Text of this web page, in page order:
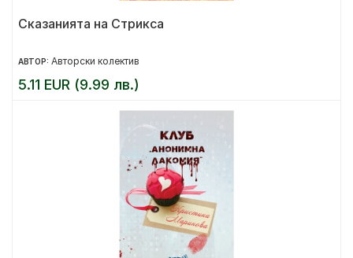
Сказанията на Стрикса
АВТОР: Авторски колектив
5.11 EUR (9.99 лв.)